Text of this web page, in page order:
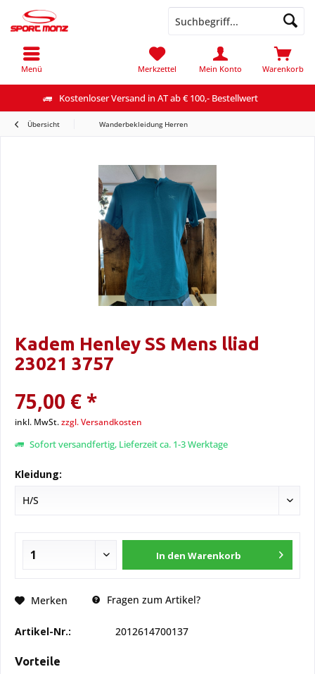
Kostenloser Versand in AT ab € 100,- Bestellwert
Menü Warenkorb
Merkzettel Mein Konto
Übersicht Wanderbekleidung Herren
Kadem Henley SS Mens lliad
23021 3757
75,00 € *
inkl. MwSt.zzgl. Versandkosten
Sofort versandfertig, Lieferzeit ca. 1-3 Werktage
Kleidung:
In den Warenkorb
Merken Fragen zum Artikel?
Artikel-Nr.: 2012614700137
Vorteile